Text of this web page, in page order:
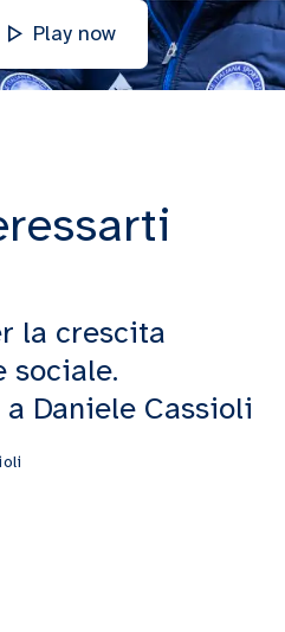
Play now
la crescita
sociale.
a Daniele Cassioli